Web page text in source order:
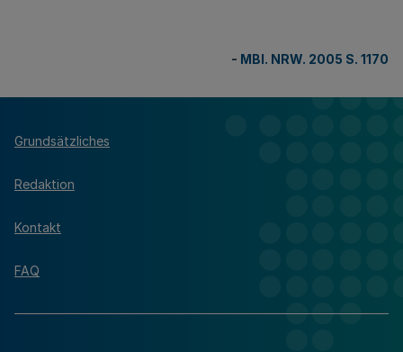
- MBl. NRW. 2005 S. 1170
Grundsätzliches
Redaktion
Kontakt
FAQ